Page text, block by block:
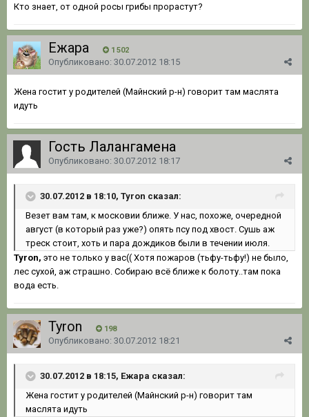
Кто знает, от одной росы грибы прорастут?
Ежара 1 502
Опубликовано: 30.07.2012 18:15
Жена гостит у родителей (Майнский р-н) говорит там маслята
идуть
Гость Лалангамена
Опубликовано: 30.07.2012 18:17
30.07.2012 в 18:10, Tyron сказал:
Везет вам там, к московии ближе. У нас, похоже, очередной
август (в который раз уже?) опять псу под хвост. Сушь аж
треск стоит, хоть и пара дождиков были в течении июля.
Tyron, это не только у вас(( Хотя пожаров (тьфу-тьфу!) не было,
лес сухой, аж страшно. Собираю всё ближе к болоту..там пока
вода есть.
Tyron 198
Опубликовано: 30.07.2012 18:21
30.07.2012 в 18:15, Ежара сказал:
Жена гостит у родителей (Майнский р-н) говорит там
маслята идуть